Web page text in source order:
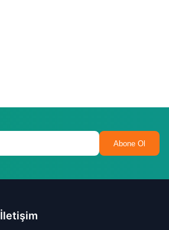
Abone Ol
İletişim